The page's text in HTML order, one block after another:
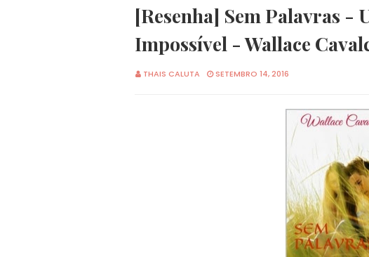
[Resenha] Sem Palavras -
Impossível - Wallace
THAIS CALUTA SETEMBRO 14, 2016